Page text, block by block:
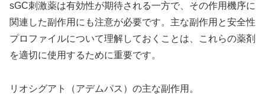
sGC刺激薬は有効性が期待される一方で、その作用機序に
関連した副作用にも注意が必要です。主な副作用と安全性
プロファイルについて理解しておくことは、これらの薬剤
を適切に使用するために重要です。
リオシグアト（アデムパス）の主な副作用。